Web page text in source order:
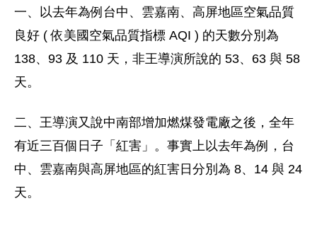
一、以去年為例台中、雲嘉南、高屏地區空氣品質
良好 ( 依美國空氣品質指標 AQI ) 的天數分別為
138、93 及 110 天，非王導演所說的 53、63 與 58
天。
二、王導演又說中南部增加燃煤發電廠之後，全年
有近三百個日子「紅害」。事實上以去年為例，台
中、雲嘉南與高屏地區的紅害日分別為 8、14 與 24
天。